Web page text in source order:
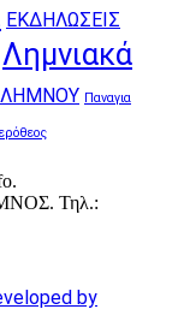
ΕΚΔΗΛΩΣΕΙΣ
Λημνιακά
ΛΗΜΝΟΥ Παναγια
Τηλ.:
by